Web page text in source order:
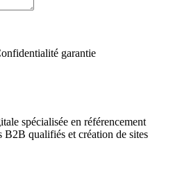
garantie
spécialisée en référencement
B2B qualifiés et création de sites